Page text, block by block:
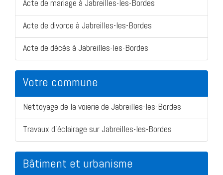
Acte de mariage à Jabreilles-les-Bordes
Acte de divorce à Jabreilles-les-Bordes
Acte de décès à Jabreilles-les-Bordes
Votre commune
Nettoyage de la voierie de Jabreilles-les-Bordes
Travaux d'éclairage sur Jabreilles-les-Bordes
Bâtiment et urbanisme